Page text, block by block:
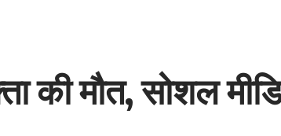
की मौत, सोशल